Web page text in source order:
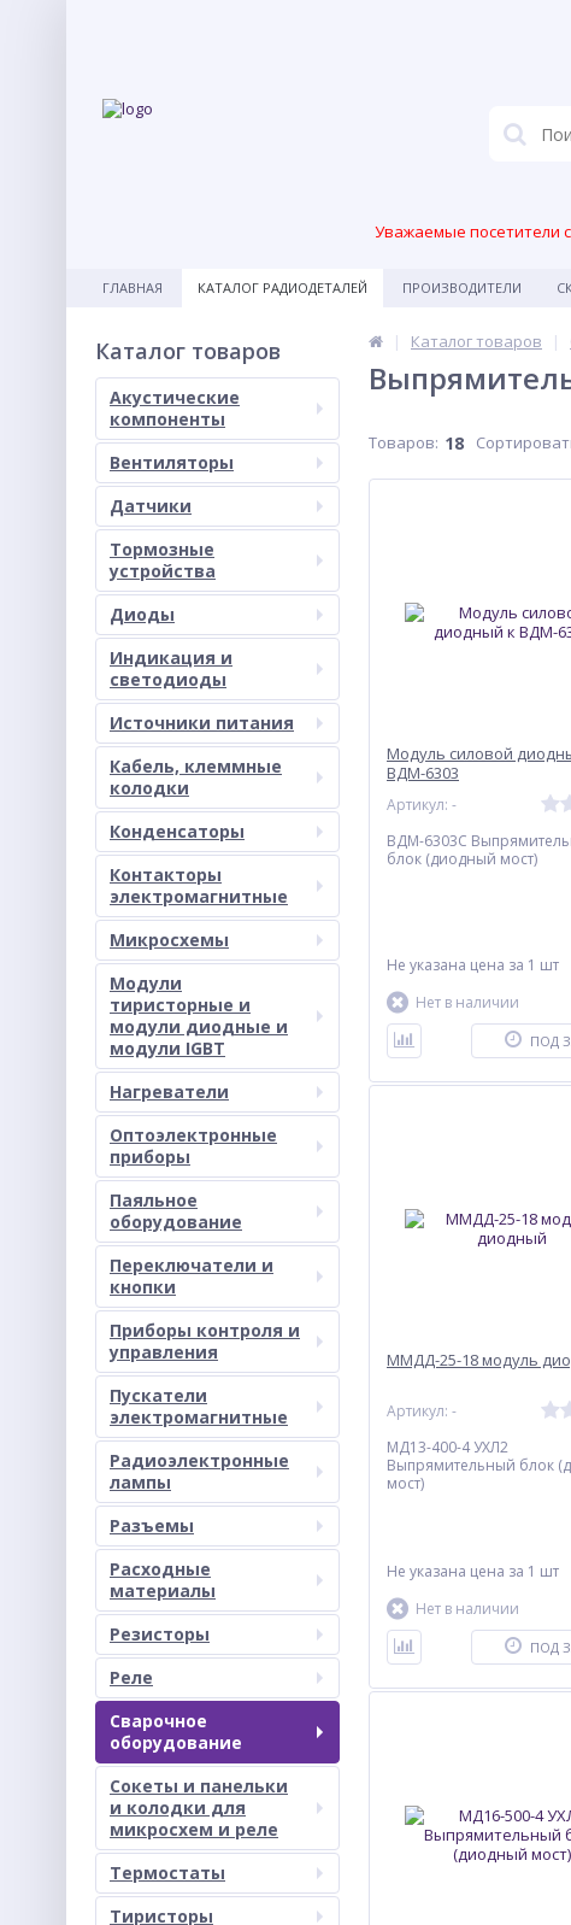
Уважаемые посетители
ГЛАВНАЯ КАТАЛОГ РАДИОДЕТАЛЕЙ ПРОИЗВОДИТЕЛИ
Каталог товаров
Акустические
компоненты
Вентиляторы
Датчики
Тормозные
устройства
Диоды
Индикация и
светодиоды
Источники питания
Кабель, клеммные
колодки
Конденсаторы
Контакторы
электромагнитные
Микросхемы
Модули
тиристорные и
модули диодные и
модули IGBT
Нагреватели
Оптоэлектронные
приборы
Паяльное
оборудование
Переключатели и
кнопки
Приборы контроля и
управления
Пускатели
электромагнитные
Радиоэлектронные
лампы
Разъемы
Расходные
материалы
Резисторы
Реле
Сварочное
оборудование
Сокеты и панельки
и колодки для
микросхем и реле
Термостаты
Тиристоры
Каталог товаров
Товаров: 18
Модуль силовой
ВДМ-6303
Артикул: -
ВДМ-6303С
блок (диодный мост)
Не указана цена за 1 шт
Нет в наличии
ПОД
ММДД-25-18 модуль
Артикул: -
МД13-400-4 УХЛ2
Выпрямительный блок
мост)
Не указана цена за 1 шт
Нет в наличии
ПОД